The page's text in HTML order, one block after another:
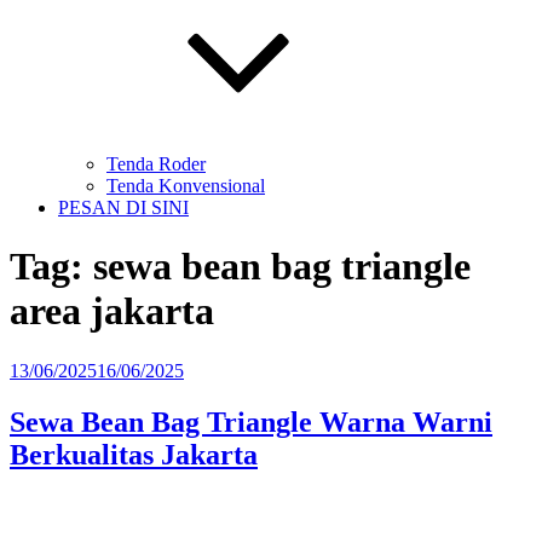
Tenda Roder
Tenda Konvensional
PESAN DI SINI
Tag: sewa bean bag triangle
area jakarta
Diposkan
13/06/202516/06/2025
Sewa Bean Bag Triangle Warna Warni
Berkualitas Jakarta